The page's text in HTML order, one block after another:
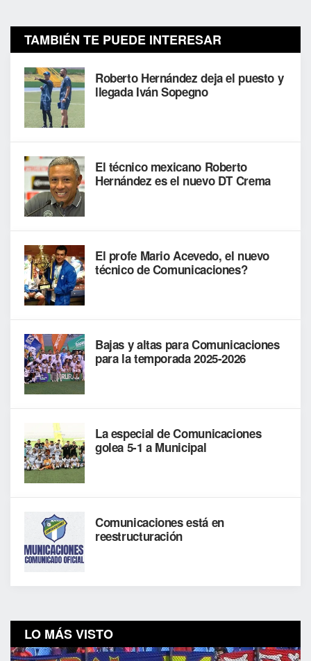
TAMBIÉN TE PUEDE INTERESAR
Roberto Hernández deja el puesto y
llegada Iván Sopegno
El técnico mexicano Roberto
Hernández es el nuevo DT Crema
El profe Mario Acevedo, el nuevo
técnico de Comunicaciones?
Bajas y altas para Comunicaciones
para la temporada 2025-2026
La especial de Comunicaciones
golea 5-1 a Municipal
Comunicaciones está en
reestructuración
LO MÁS VISTO